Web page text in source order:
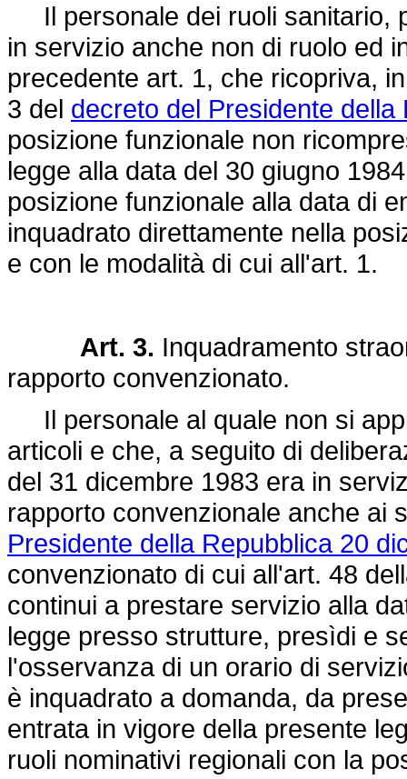
Il personale dei ruoli sanitario,
in servizio anche non di ruolo ed
precedente art. 1, che ricopriva,
3 del decreto del Presidente
posizione funzionale non
legge alla data del 30 giugno
posizione funzionale alla data di
inquadrato direttamente nella
e con le modalità di cui all'art. 1.
Art. 3. Inquadramento
rapporto convenzionato.
Il personale al quale non si
articoli e che, a seguito di
del 31 dicembre 1983 era in
rapporto convenzionale anche ai
Presidente della Repubblica 20
convenzionato di cui all'art. 48
continui a prestare servizio alla
legge presso strutture, presìdi e
l'osservanza di un orario di
è inquadrato a domanda, da
entrata in vigore della presente
ruoli nominativi regionali con la